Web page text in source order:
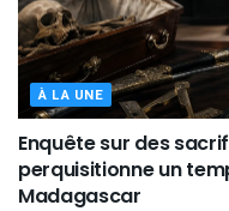
À LA UNE
Enquête sur des
perquisitionne un
Madagascar